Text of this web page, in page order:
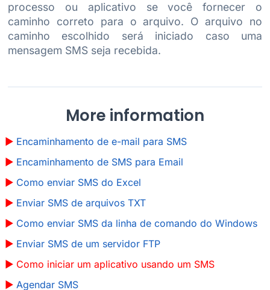
processo ou aplicativo se você fornecer o
caminho correto para o arquivo. O arquivo no
caminho escolhido será iniciado caso uma
mensagem SMS seja recebida.
More information
Encaminhamento de e-mail para SMS
Encaminhamento de SMS para Email
Como enviar SMS do Excel
Enviar SMS de arquivos TXT
Como enviar SMS da linha de comando do Windows
Enviar SMS de um servidor FTP
Como iniciar um aplicativo usando um SMS
Agendar SMS